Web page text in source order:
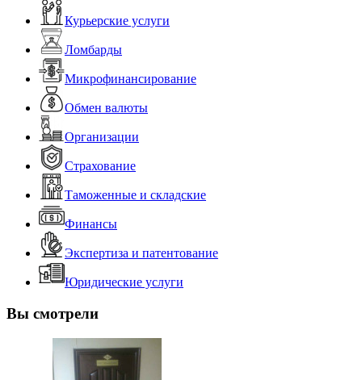
Курьерские услуги
Ломбарды
Микрофинансирование
Обмен валюты
Организации
Страхование
Таможенные и складские
Финансы
Экспертиза и патентование
Юридические услуги
Вы смотрели